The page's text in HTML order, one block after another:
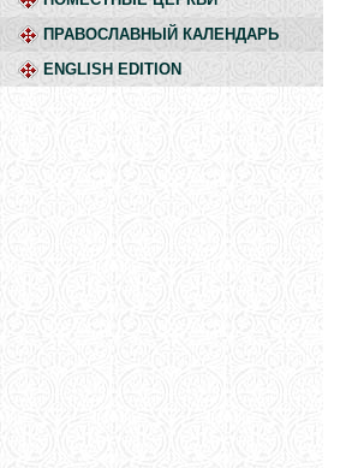
ПРАВОСЛАВНЫЙ КАЛЕНДАРЬ
ENGLISH EDITION